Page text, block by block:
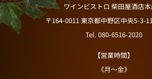
ワインビストロ 柴田屋酒店
〒164-0011 東京都中野区中央5-3-
Tel. 080-6516-2020
【営業時間】
《月～金》